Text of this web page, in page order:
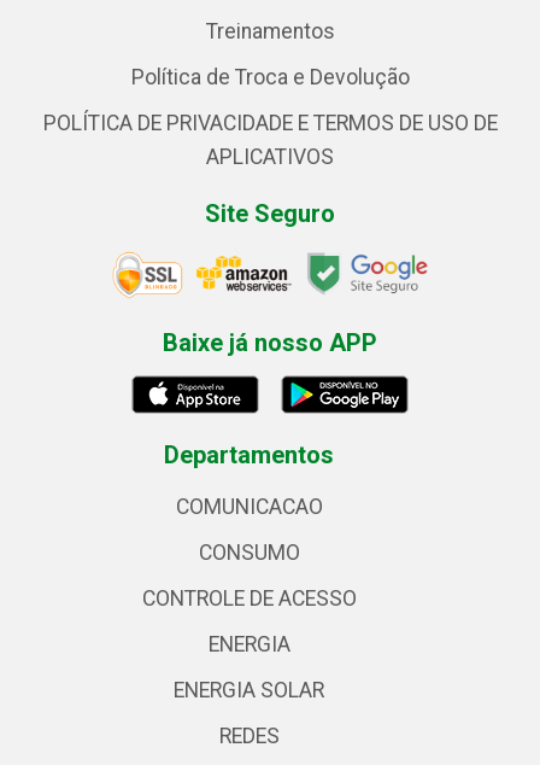
Treinamentos
Política de Troca e Devolução
POLÍTICA DE PRIVACIDADE E TERMOS DE USO DE
APLICATIVOS
Site Seguro
Baixe já nosso APP
Departamentos
COMUNICACAO
CONSUMO
CONTROLE DE ACESSO
ENERGIA
ENERGIA SOLAR
REDES